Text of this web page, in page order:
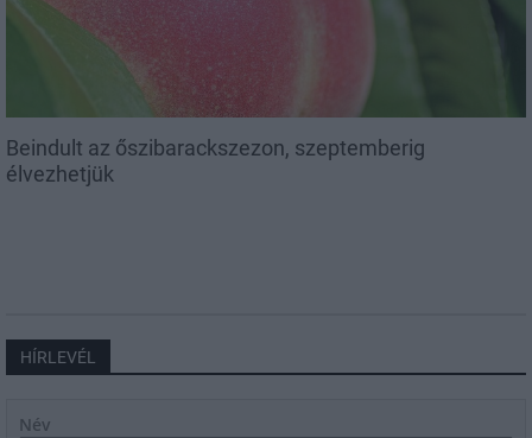
Beindult az őszibarackszezon, szeptemberig
élvezhetjük
HÍRLEVÉL
Név